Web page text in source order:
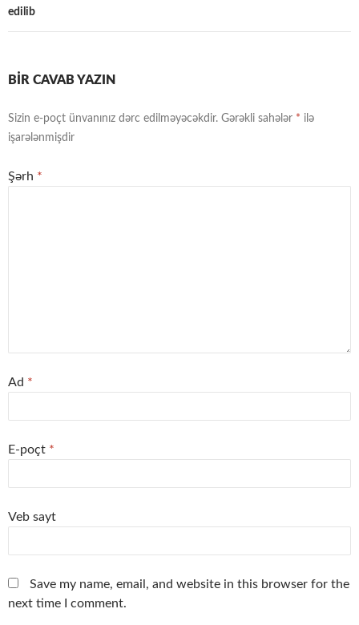
edilib
BIR CAVAB YAZIN
Sizin e-poçt ünvanınız dərc edilməyəcəkdir. Gərəkli sahələr * ilə
işarələnmişdir
Şərh *
Ad *
E-poçt *
Veb sayt
Save my name, email, and website in this browser for the
next time I comment.